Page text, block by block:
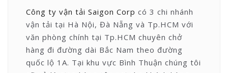
Công ty vận tải Saigon Corp có 3 chi nhánh
vận tải tại Hà Nội, Đà Nẵng và Tp.HCM với
văn phòng chính tại Tp.HCM chuyên chở
hàng đi đường dài Bắc Nam theo đường
quốc lộ 1A. Tại khu vực Bình Thuận chúng tôi